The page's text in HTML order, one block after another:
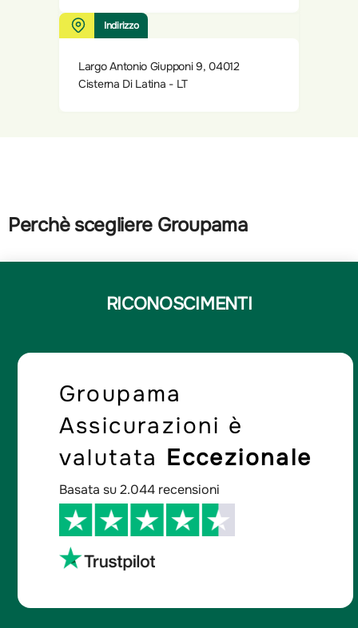
Indirizzo
Largo Antonio Giupponi 9, 04012
Cisterna Di Latina - LT
Perchè scegliere Groupama
RICONOSCIMENTI
Groupama
Assicurazioni è
valutata Eccezionale
Basata su 2.044 recensioni